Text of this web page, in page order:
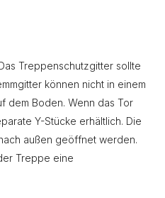
Treppenschutzgitter sollte
können nicht in einem
dem Boden. Wenn das Tor
Y-Stücke erhältlich. Die
außen geöffnet werden.
Treppe eine